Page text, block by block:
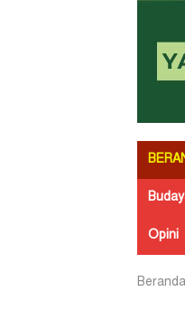
Opini
Beranda